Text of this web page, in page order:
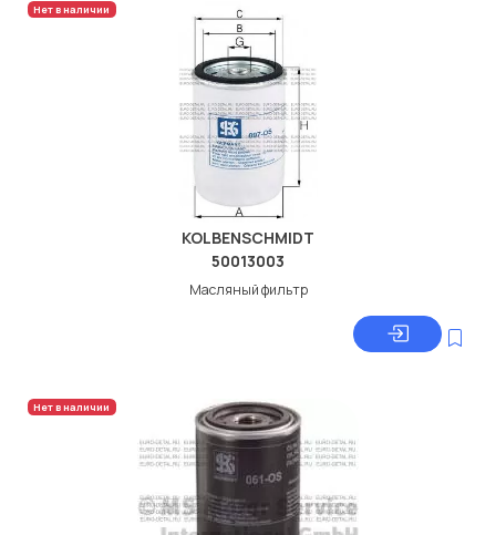
Нет в наличии
KOLBENSCHMIDT
50013003
Масляный фильтр
Нет в наличии